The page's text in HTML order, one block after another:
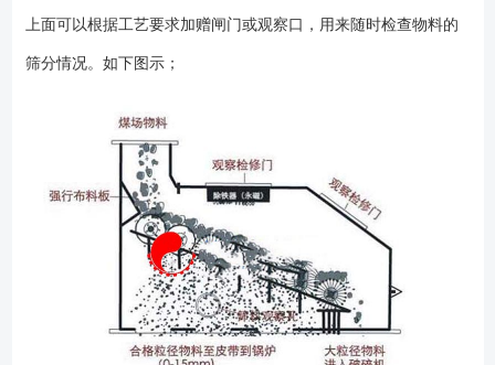
门和进行维修检查工作；1、启动与停机 筛机安装在输煤系统上，可与
前的设备，待运转正常后，才能允许向筛子均匀给料。停运时则相反，每
机； 2、运行维护 新装或大修后，接通电源应点动启动，正常后方
可连续运转，机器应连续运转2小时以上。检查转动部分是否灵活，轴承温
度是否正常。 筛机投入运行后，要定期观察运行情况，定期更换润滑
油，要经常注意使润滑油部件保持良好的润滑，具体事项见使用说明
书。 3、启动的检查 （1）电动机、减速机底座紧固螺栓应无松
动，脱落及断裂； （2）电动机引线、接地线应牢固完好； （3）
减速机的润滑油清洁，油位正常，无漏油现象； （4）联轴器、轴承座
紧固螺栓齐全无松动，各联轴器护罩齐全完好； （5）筛轴梅花形滚柱
片应无窜轴脱落损坏现象； （6）筛面无积煤，筛轴之间无卡堵、缠挂
上面可以根据工艺要求加赠闸门或观察口，用来随时检查物料的
筛分情况。如下图示；